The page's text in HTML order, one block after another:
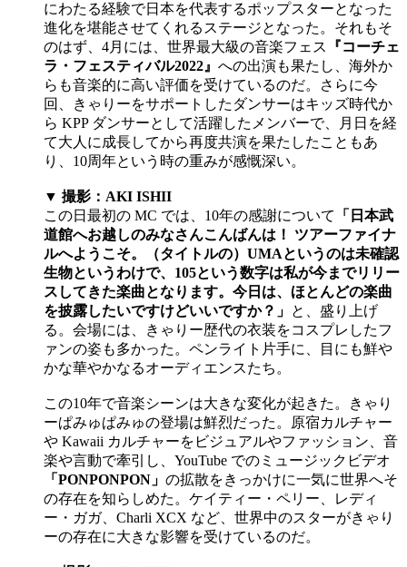
にわたる経験で日本を代表するポップスターとなった
進化を堪能させてくれるステージとなった。それもそ
のはず、4月には、世界最大級の音楽フェス
『コーチェ
ラ・フェスティバル2022』 への出演も果たし、海外か
らも音楽的に高い評価を受けているのだ。さらに今
回、きゃりーをサポートしたダンサーはキッズ時代か
ら KPP ダンサーとして活躍したメンバーで、月日を経
て大人に成長してから再度共演を果たしたこともあ
り、10周年という時の重みが感慨深い。
▼ 撮影：AKI ISHII
この日最初の MC では、10年の感謝について
「日本武
道館へお越しのみなさんこんばんは！ ツアーファイナ
ルへようこそ。（タイトルの）UMAというのは未確認
生物というわけで、105という数字は私が今までリリー
スしてきた楽曲となります。今日は、ほとんどの楽曲
を披露したいですけどいいですか？」 と、盛り上げ
る。会場には、きゃりー歴代の衣装をコスプレしたフ
ァンの姿も多かった。ペンライト片手に、目にも鮮や
かな華やかなるオーディエンスたち。
この10年で音楽シーンは大きな変化が起きた。きゃり
ーぱみゅぱみゅの登場は鮮烈だった。原宿カルチャー
や Kawaii カルチャーをビジュアルやファッション、音
楽や言動で牽引し、YouTube でのミュージックビデオ
「PONPONPON」 の拡散をきっかけに一気に世界へそ
の存在を知らしめた。ケイティー・ペリー、レディ
ー・ガガ、Charli XCX など、世界中のスターがきゃり
ーの存在に大きな影響を受けているのだ。